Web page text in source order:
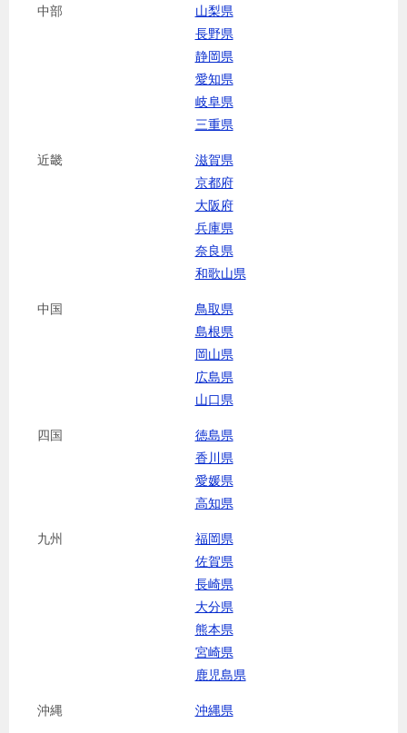
中部
山梨県
長野県
静岡県
愛知県
岐阜県
三重県
近畿
滋賀県
京都府
大阪府
兵庫県
奈良県
和歌山県
中国
鳥取県
島根県
岡山県
広島県
山口県
四国
徳島県
香川県
愛媛県
高知県
九州
福岡県
佐賀県
長崎県
大分県
熊本県
宮崎県
鹿児島県
沖縄 沖縄県